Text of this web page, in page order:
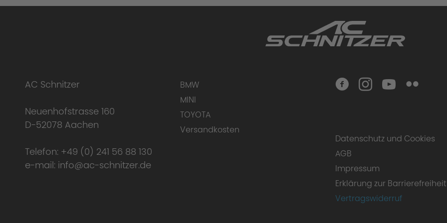
AC Schnitzer
Neuenhofstrasse 160
D-52078 Aachen
Telefon: +49 (0) 241 56 88 130
e-mail: info@ac-schnitzer.de
BMW
MINI
TOYOTA
Versandkosten
Datenschutz und Cookies
AGB
Impressum
Erklärung zur Barrierefreiheit
Vertragswiderruf